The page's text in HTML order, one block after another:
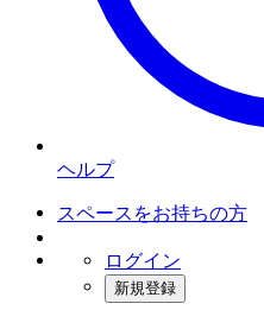
ヘルプ
スペースをお持ちの方
ログイン
新規登録